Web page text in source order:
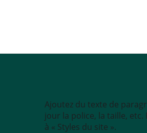
Ajoutez du texte de
jour la police, la taille,
à « Styles du site ».